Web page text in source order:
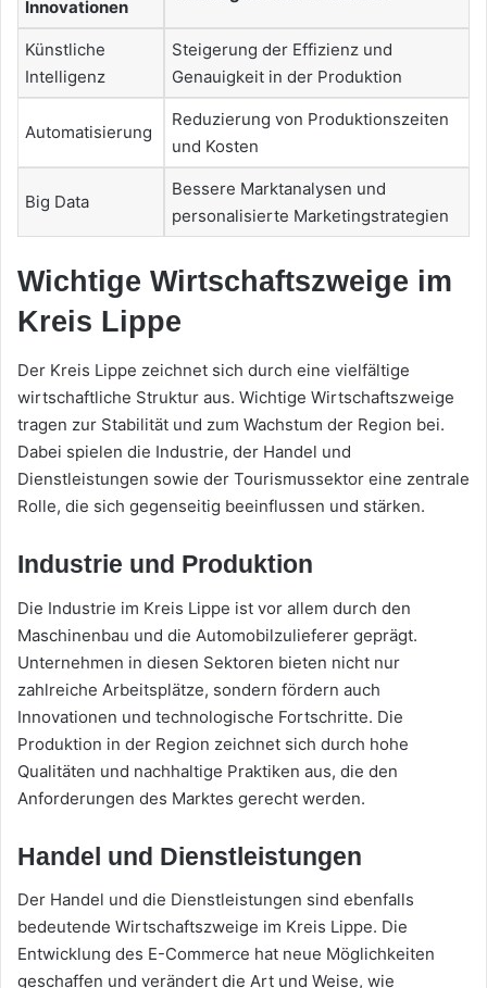
Innovationen
Künstliche
Intelligenz
Steigerung der Effizienz und
Genauigkeit in der Produktion
Automatisierung
Reduzierung von Produktionszeiten
und Kosten
Big Data
Bessere Marktanalysen und
personalisierte Marketingstrategien
Wichtige Wirtschaftszweige im
Kreis Lippe
Der Kreis Lippe zeichnet sich durch eine vielfältige
wirtschaftliche Struktur aus. Wichtige Wirtschaftszweige
tragen zur Stabilität und zum Wachstum der Region bei.
Dabei spielen die Industrie, der Handel und
Dienstleistungen sowie der Tourismussektor eine zentrale
Rolle, die sich gegenseitig beeinflussen und stärken.
Industrie und Produktion
Die Industrie im Kreis Lippe ist vor allem durch den
Maschinenbau und die Automobilzulieferer geprägt.
Unternehmen in diesen Sektoren bieten nicht nur
zahlreiche Arbeitsplätze, sondern fördern auch
Innovationen und technologische Fortschritte. Die
Produktion in der Region zeichnet sich durch hohe
Qualitäten und nachhaltige Praktiken aus, die den
Anforderungen des Marktes gerecht werden.
Handel und Dienstleistungen
Der Handel und die Dienstleistungen sind ebenfalls
bedeutende Wirtschaftszweige im Kreis Lippe. Die
Entwicklung des E-Commerce hat neue Möglichkeiten
geschaffen und verändert die Art und Weise, wie